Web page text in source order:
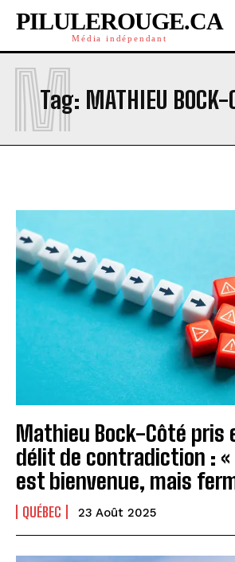
PILULEROUGE.CA
Média indépendant
Tag: MATHIEU BOCK-
M
Mathieu Bock-Côté pris
délit de contradiction : «
est bienvenue, mais
QUÉBEC 23 Août 2025